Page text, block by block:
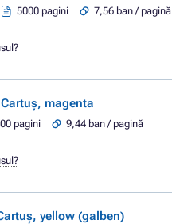
5000 pagini
7,56 ban / pagină
Cartuș, magenta
pagini
9,44 ban / pagină
yellow (galben)